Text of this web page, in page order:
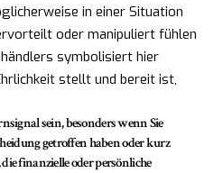
in einer Situation
oder manipuliert fühlen
symbolisiert hier
stellt und bereit ist,
sein, besonders wenn Sie
getroffen haben oder kurz
finanzielle oder persönliche